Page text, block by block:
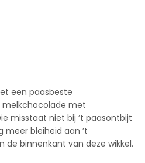
een paasbeste
met
misstaat niet bij ’t paasontbijt
meer bleiheid aan ’t
de binnenkant van deze wikkel.